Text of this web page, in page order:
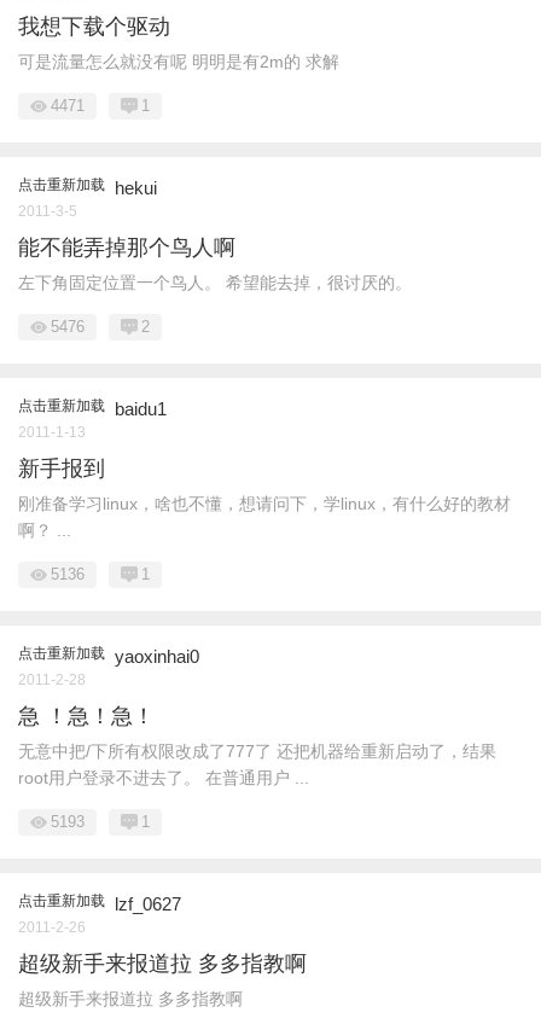
我想下载个驱动
可是流量怎么就没有呢 明明是有2m的 求解
4471 1
点击重新加载 hekui
2011-3-5
能不能弄掉那个鸟人啊
左下角固定位置一个鸟人。 希望能去掉，很讨厌的。
5476 2
点击重新加载 baidu1
2011-1-13
新手报到
刚准备学习linux，啥也不懂，想请问下，学linux，有什么好的教材
啊？ ...
5136 1
点击重新加载 yaoxinhai0
2011-2-28
急 ！急！急！
无意中把/下所有权限改成了777了 还把机器给重新启动了，结果
root用户登录不进去了。 在普通用户 ...
5193 1
点击重新加载 lzf_0627
2011-2-26
超级新手来报道拉 多多指教啊
超级新手来报道拉 多多指教啊